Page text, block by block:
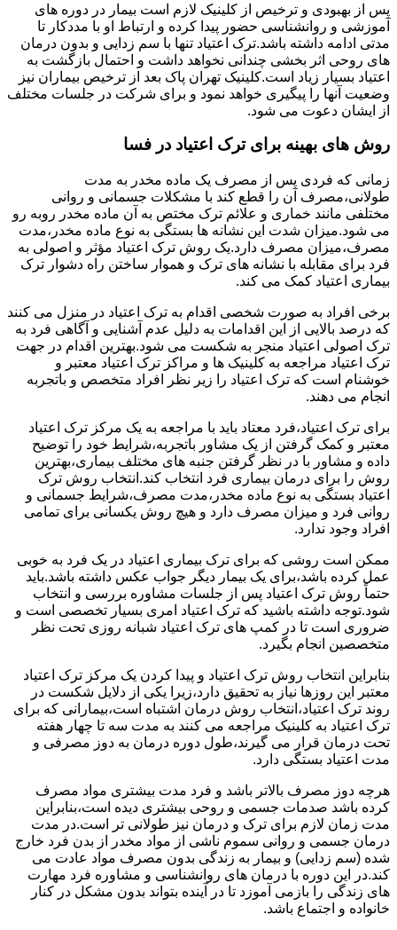
پس از بهبودی و ترخیص از کلینیک لازم است بیمار در دوره های
آموزشی و روانشناسی حضور پیدا کرده و ارتباط او با مددکار تا
مدتی ادامه داشته باشد.ترک اعتیاد تنها با سم زدایی و بدون درمان
های روحی اثر بخشی چندانی نخواهد داشت و احتمال بازگشت به
اعتیاد بسیار زیاد است.کلینیک تهران پاک بعد از ترخیص بیماران نیز
وضعیت آنها را پیگیری خواهد نمود و برای شرکت در جلسات مختلف
از ایشان دعوت می شود.
روش های بهینه برای ترک اعتیاد در فسا
زمانی که فردی پس از مصرف یک ماده مخدر به مدت
طولانی،مصرف آن را قطع کند با مشکلات جسمانی و روانی
مختلفی مانند خماری و علائم ترک مختص به آن ماده مخدر روبه رو
می شود.میزان شدت این نشانه ها بستگی به نوع ماده مخدر،مدت
مصرف،میزان مصرف دارد.یک روش ترک اعتیاد مؤثر و اصولی به
فرد برای مقابله با نشانه های ترک و هموار ساختن راه دشوار ترک
بیماری اعتیاد کمک می کند.
برخی افراد به صورت شخصی اقدام به ترک اعتیاد در منزل می کنند
که درصد بالایی از این اقدامات به دلیل عدم آشنایی و آگاهی فرد به
ترک اصولی اعتیاد منجر به شکست می شود.بهترین اقدام در جهت
ترک اعتیاد مراجعه به کلینیک ها و مراکز ترک اعتیاد معتبر و
خوشنام است که ترک اعتیاد را زیر نظر افراد متخصص و باتجربه
انجام می دهند.
برای ترک اعتیاد،فرد معتاد باید با مراجعه به یک مرکز ترک اعتیاد
معتبر و کمک گرفتن از یک مشاور باتجربه،شرایط خود را توضیح
داده و مشاور با در نظر گرفتن جنبه های مختلف بیماری،بهترین
روش را برای درمان بیماری فرد انتخاب کند.انتخاب روش ترک
اعتیاد بستگی به نوع ماده مخدر،مدت مصرف،شرایط جسمانی و
روانی فرد و میزان مصرف دارد و هیچ روش یکسانی برای تمامی
افراد وجود ندارد.
ممکن است روشی که برای ترک بیماری اعتیاد در یک فرد به خوبی
عمل کرده باشد،برای یک بیمار دیگر جواب عکس داشته باشد.باید
حتماً روش ترک اعتیاد پس از جلسات مشاوره بررسی و انتخاب
شود.توجه داشته باشید که ترک اعتیاد امری بسیار تخصصی است و
ضروری است تا در کمپ های ترک اعتیاد شبانه روزی تحت نظر
متخصصین انجام بگیرد.
بنابراین انتخاب روش ترک اعتیاد و پیدا کردن یک مرکز ترک اعتیاد
معتبر این روزها نیاز به تحقیق دارد،زیرا یکی از دلایل شکست در
روند ترک اعتیاد،انتخاب روش درمان اشتباه است،بیمارانی که برای
ترک اعتیاد به کلینیک مراجعه می کنند به مدت سه تا چهار هفته
تحت درمان قرار می گیرند،طول دوره درمان به دوز مصرفی و
مدت اعتیاد بستگی دارد.
هرچه دوز مصرف بالاتر باشد و فرد مدت بیشتری مواد مصرف
کرده باشد صدمات جسمی و روحی بیشتری دیده است،بنابراین
مدت زمان لازم برای ترک و درمان نیز طولانی تر است.در مدت
درمان جسمی و روانی سموم ناشی از مواد مخدر از بدن فرد خارج
شده (سم زدایی) و بیمار به زندگی بدون مصرف مواد عادت می
کند.در این دوره با درمان های روانشناسی و مشاوره فرد مهارت
های زندگی را بازمی آموزد تا در آینده بتواند بدون مشکل در کنار
خانواده و اجتماع باشد.